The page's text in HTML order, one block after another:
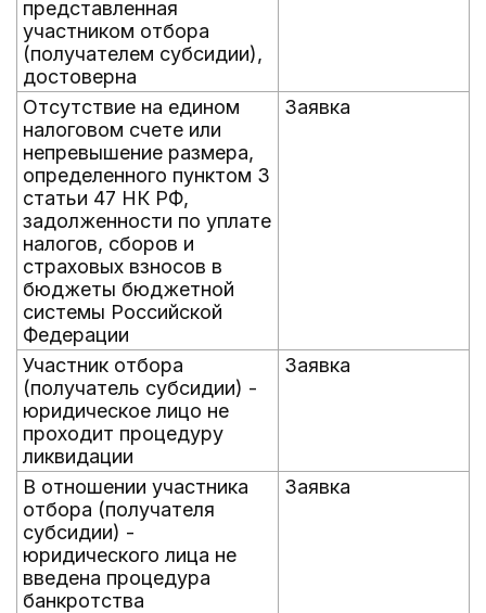
представленная
участником отбора
(получателем субсидии),
достоверна
Отсутствие на едином
налоговом счете или
непревышение размера,
определенного пунктом 3
статьи 47 НК РФ,
задолженности по уплате
налогов, сборов и
страховых взносов в
бюджеты бюджетной
системы Российской
Федерации
Заявка
Участник отбора
(получатель субсидии) -
юридическое лицо не
проходит процедуру
ликвидации
Заявка
В отношении участника
отбора (получателя
субсидии) -
юридического лица не
введена процедура
банкротства
Заявка